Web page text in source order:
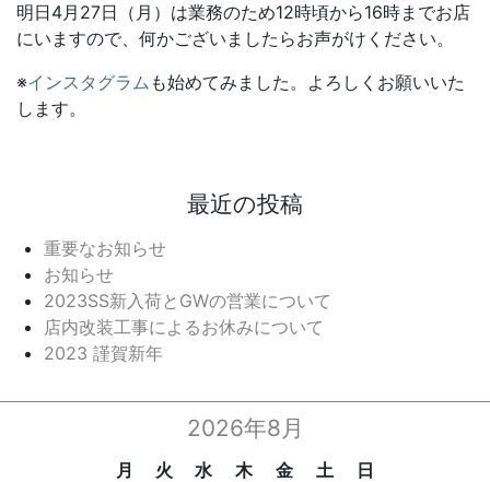
明日4月27日（月）は業務のため12時頃から16時までお店
にいますので、何かございましたらお声がけください。
※インスタグラム も始めてみました。よろしくお願いいた
します。
最近の投稿
重要なお知らせ
お知らせ
2023SS新入荷とGWの営業について
店内改装工事によるお休みについて
2023 謹賀新年
2026年8月
月 火 水 木 金 土
日